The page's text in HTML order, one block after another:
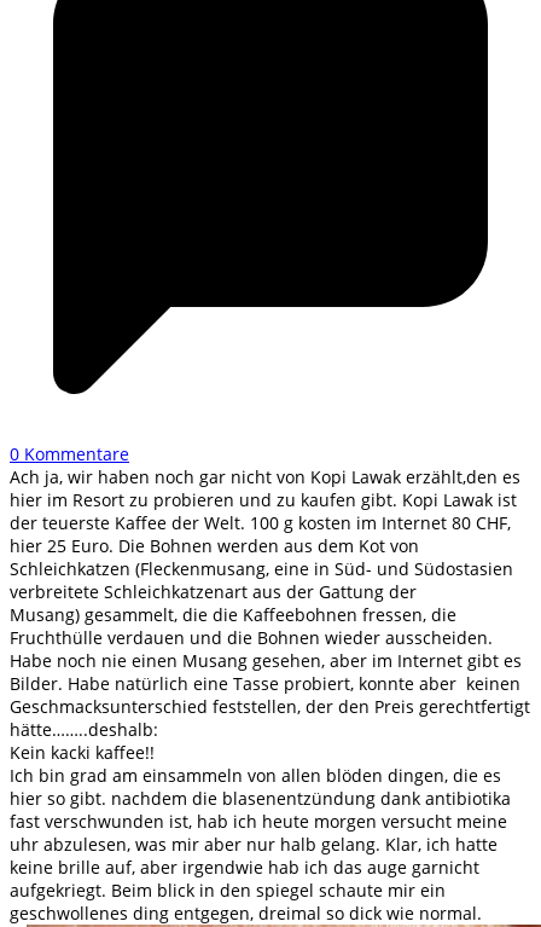
0 Kommentare
Ach ja, wir haben noch gar nicht von Kopi Lawak erzählt,den es
hier im Resort zu probieren und zu kaufen gibt. Kopi Lawak ist
der teuerste Kaffee der Welt. 100 g kosten im Internet 80 CHF,
hier 25 Euro. Die Bohnen werden aus dem Kot von
Schleichkatzen (Fleckenmusang, eine in Süd- und Südostasien
verbreitete Schleichkatzenart aus der Gattung der
Musang) gesammelt, die die Kaffeebohnen fressen, die
Fruchthülle verdauen und die Bohnen wieder ausscheiden.
Habe noch nie einen Musang gesehen, aber im Internet gibt es
Bilder. Habe natürlich eine Tasse probiert, konnte aber keinen
Geschmacksunterschied feststellen, der den Preis gerechtfertigt
hätte……..deshalb:
Kein kacki kaffee!!
Ich bin grad am einsammeln von allen blöden dingen, die es
hier so gibt. nachdem die blasenentzündung dank antibiotika
fast verschwunden ist, hab ich heute morgen versucht meine
uhr abzulesen, was mir aber nur halb gelang. Klar, ich hatte
keine brille auf, aber irgendwie hab ich das auge garnicht
aufgekriegt. Beim blick in den spiegel schaute mir ein
geschwollenes ding entgegen, dreimal so dick wie normal.